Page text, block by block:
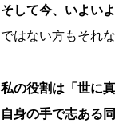
そして今、いよい
ではない方もそれ
私の役割は「世に
自身の手で志ある